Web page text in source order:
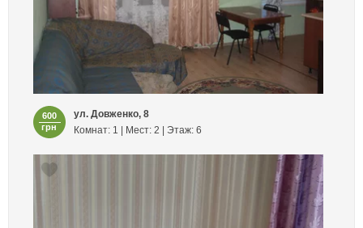
600
грн
ул. Довженко, 8
Комнат: 1 | Мест: 2 | Этаж: 6